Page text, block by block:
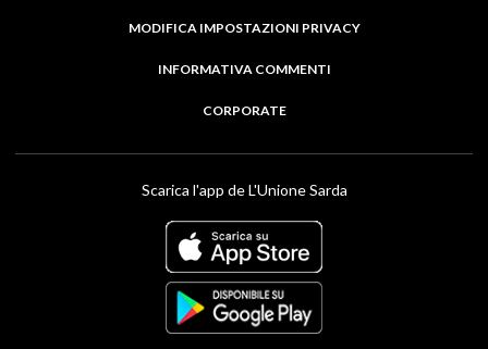
MODIFICA IMPOSTAZIONI PRIVACY
INFORMATIVA COMMENTI
CORPORATE
Scarica l'app de L'Unione Sarda